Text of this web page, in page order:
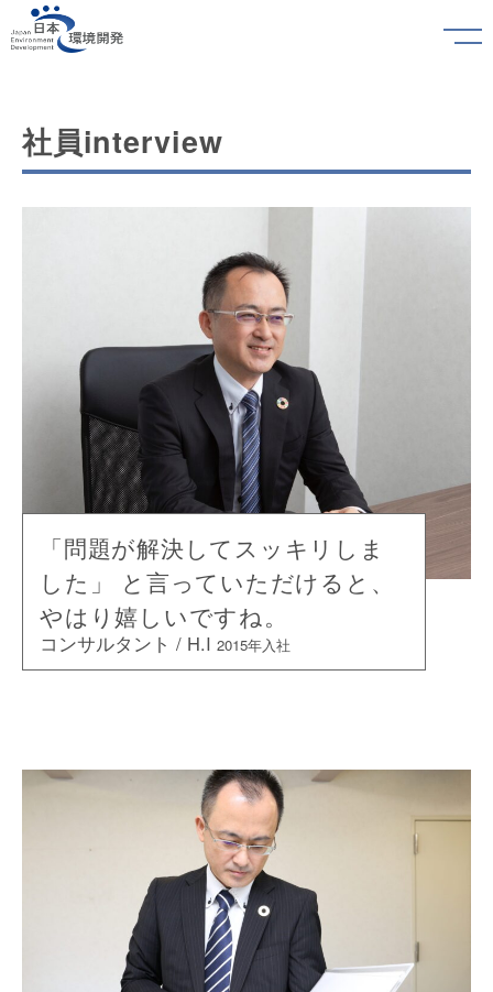
社員interview
「問題が解決してスッキリしま
した」 と言っていただけると、
やはり嬉しいですね。
コンサルタント / H.I 2015年入社